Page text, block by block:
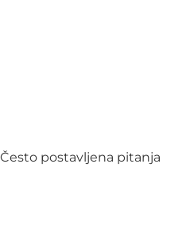
Često postavljena pitanja